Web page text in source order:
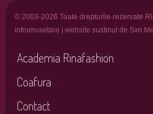
© 2003-2026 Toate drepturile rezervate
infrumusetare | website sustinut de Sxn
Academia Rinafashion
Coafura
Contact